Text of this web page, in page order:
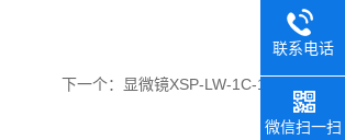
下一个： 显微镜XSP-LW-1C-1
联系电话
微信扫一扫